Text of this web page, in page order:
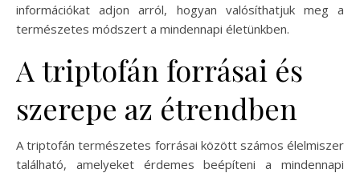
információkat adjon arról, hogyan valósíthatjuk meg a
természetes módszert a mindennapi életünkben.
A triptofán forrásai és
szerepe az étrendben
A triptofán természetes forrásai között számos élelmiszer
található, amelyeket érdemes beépíteni a mindennapi